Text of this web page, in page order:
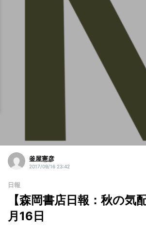
釜屋憲彦
2017/09/16 23:42
日報
【森岡書店日報：秋の気
月16日